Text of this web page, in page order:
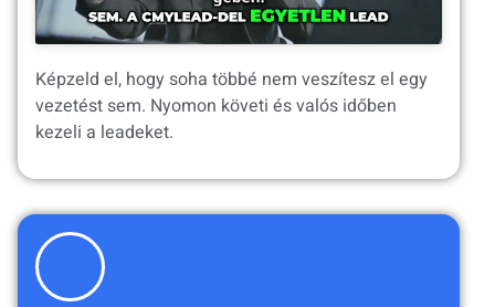
Képzeld el, hogy soha többé nem veszítesz el egy
vezetést sem. Nyomon követi és valós időben
kezeli a leadeket.